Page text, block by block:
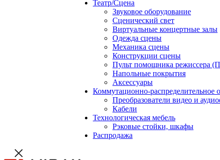
Театр/Сцена
Звуковое оборудование
Сценический свет
Виртуальные концертные залы
Одежда сцены
Механика сцены
Конструкции сцены
Пульт помощника режиссера
Напольные покрытия
Аксессуары
Коммутационно-распределительное
Преобразователи видео и
Кабели
Технологическая мебель
Рэковые стойки, шкафы
Распродажа